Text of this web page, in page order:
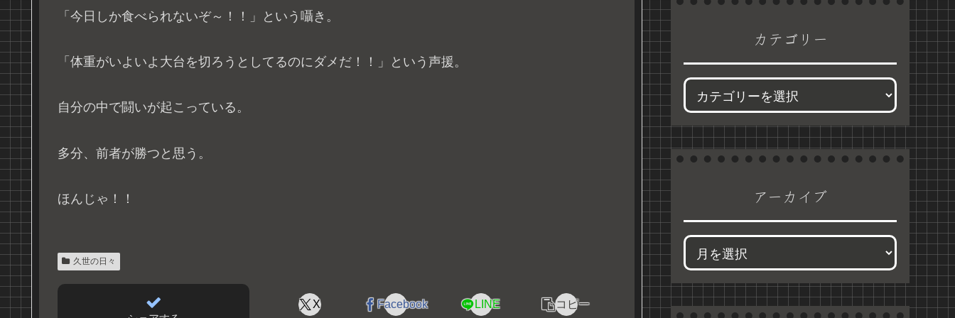
「今日しか食べられないぞ～！！」という囁き。
「体重がいよいよ大台を切ろうとしてるのにダメだ！！」という声援。
自分の中で闘いが起こっている。
多分、前者が勝つと思う。
ほんじゃ！！
久世の日々
X Facebook LINE コピー
カテゴリー
アーカイブ